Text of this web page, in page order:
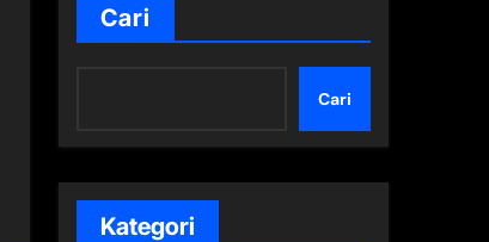
Cari
Cari
Kategori